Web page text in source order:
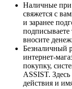
Наличные при
свяжется с
и заранее
подписываете
вносите
Безналичный
интернет-
покупку,
ASSIST.
действия и